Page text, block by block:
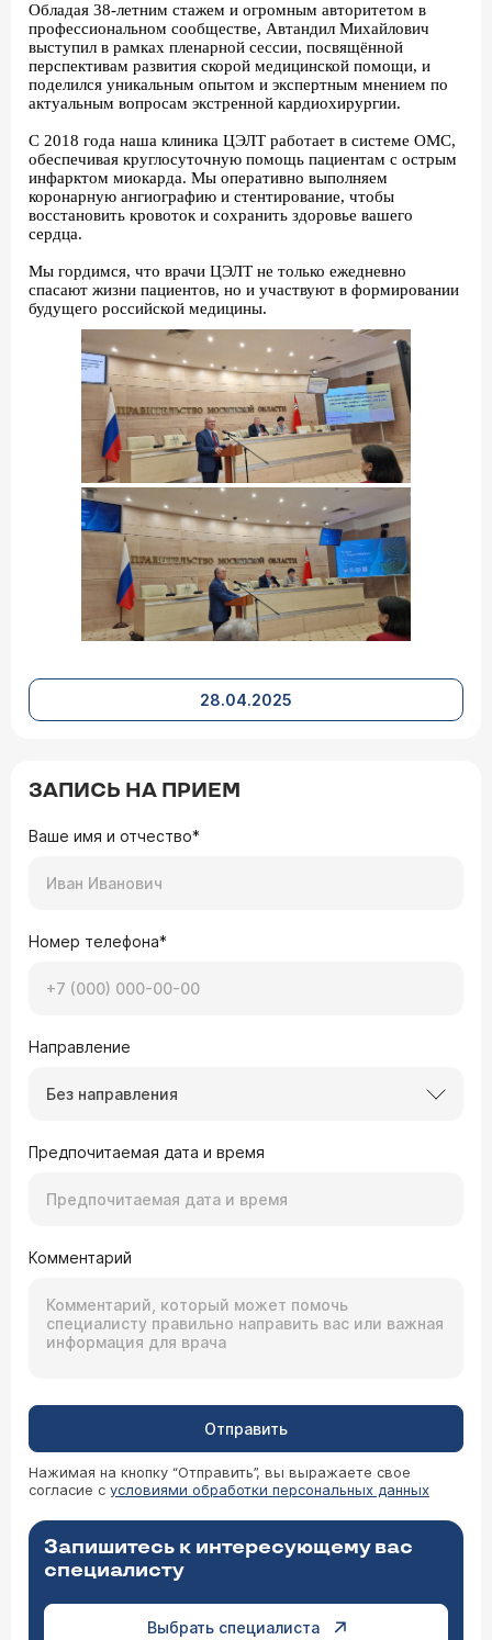
Обладая 38-летним стажем и огромным авторитетом в
профессиональном сообществе, Автандил Михайлович
выступил в рамках пленарной сессии, посвящённой
перспективам развития скорой медицинской помощи, и
поделился уникальным опытом и экспертным мнением по
актуальным вопросам экстренной кардиохирургии.
С 2018 года наша клиника ЦЭЛТ работает в системе ОМС,
обеспечивая круглосуточную помощь пациентам с острым
инфарктом миокарда. Мы оперативно выполняем
коронарную ангиографию и стентирование, чтобы
восстановить кровоток и сохранить здоровье вашего
сердца.
Мы гордимся, что врачи ЦЭЛТ не только ежедневно
спасают жизни пациентов, но и участвуют в формировании
будущего российской медицины.
28.04.2025
ЗАПИСЬ НА ПРИЕМ
Ваше имя и отчество*
Номер телефона*
Направление
Без направления
Предпочитаемая дата и время
Комментарий
Отправить
Нажимая на кнопку “Отправить”, вы выражаете свое
согласие с условиями обработки персональных данных
Запишитесь к интересующему вас
специалисту
Выбрать специалиста